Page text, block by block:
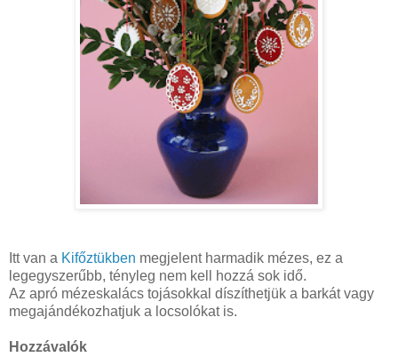
Itt van a Kifőztükben megjelent harmadik mézes, ez a
legegyszerűbb, tényleg nem kell hozzá sok idő.
Az apró mézeskalács tojásokkal díszíthetjük a barkát vagy
megajándékozhatjuk a locsolókat is.
Hozzávalók